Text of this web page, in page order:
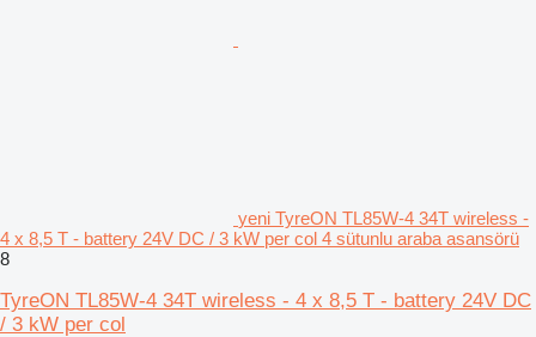
yeni TyreON TL85W-4 34T wireless -
4 x 8,5 T - battery 24V DC / 3 kW per col 4 sütunlu araba asansörü
8
TyreON TL85W-4 34T wireless - 4 x 8,5 T - battery 24V DC
/ 3 kW per col